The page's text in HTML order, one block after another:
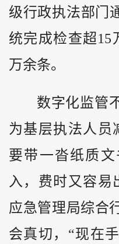
级行政执法部门
统完成检查超15
万余条。
数字化监管
为基层执法人员
要带一沓纸质
入，费时又容易
应急管理局综合
会真切，“现在